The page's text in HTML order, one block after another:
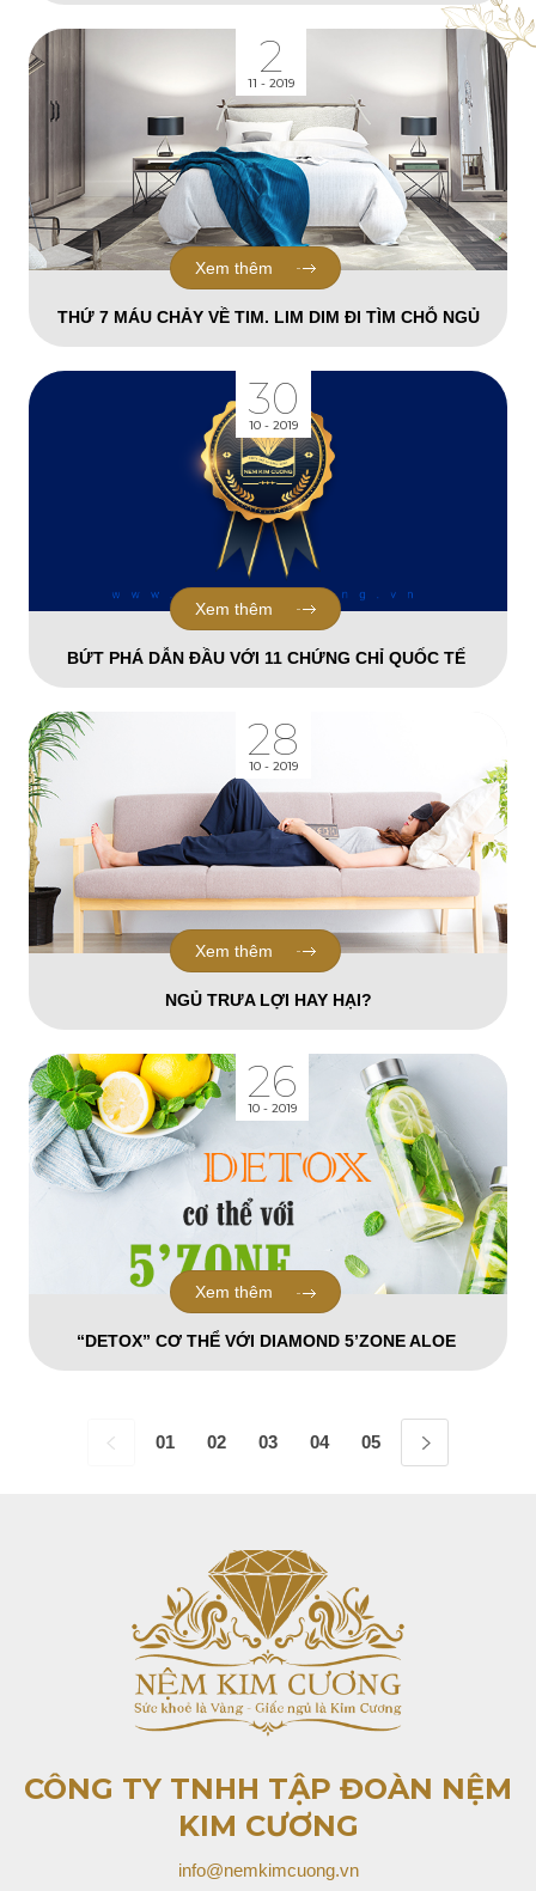
2
11 - 2019
THỨ 7 MÁU CHẢY VỀ TIM. LIM DIM ĐI TÌM CHỖ NGỦ
Xem thêm
30
10 - 2019
BỨT PHÁ DẪN ĐẦU VỚI 11 CHỨNG CHỈ QUỐC TẾ
Xem thêm
28
10 - 2019
NGỦ TRƯA LỢI HAY HẠI?
Xem thêm
26
10 - 2019
“DETOX” CƠ THỂ VỚI DIAMOND 5’ZONE ALOE
Xem thêm
01 02 03 04 05 06
CÔNG TY TNHH TẬP ĐOÀN NỆM
KIM CƯƠNG
info@nemkimcuong.vn